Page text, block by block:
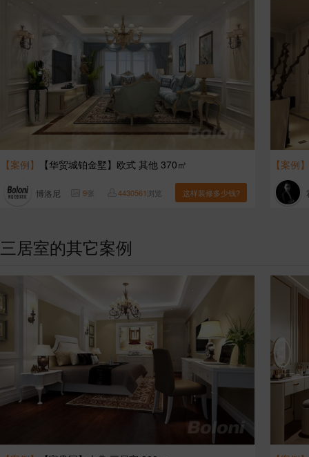
【案例】 【华贸城铂金墅】欧式 其他 370㎡
博洛尼 9张 4430561浏览 这样装修多少钱?
【案例】
三居室的其它案例